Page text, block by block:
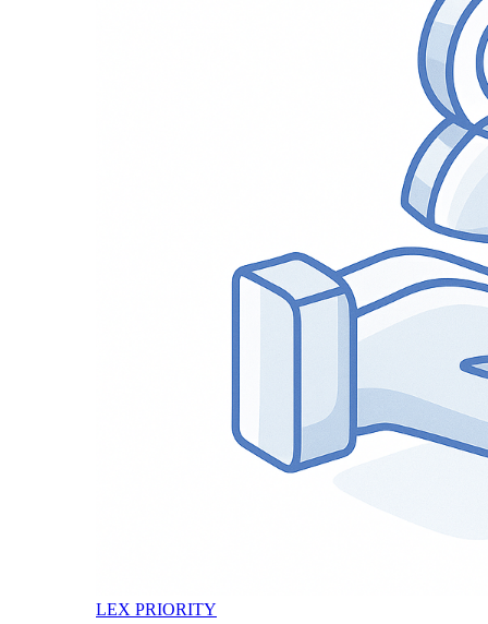
LEX PRIORITY